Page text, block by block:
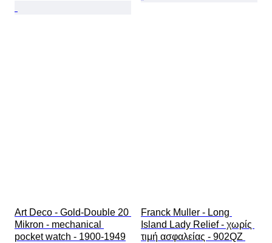
Art Deco - Gold-Double 20
Mikron - mechanical
pocket watch - 1900-1949
Franck Muller - Long
Island Lady Relief - χωρίς
τιμή ασφαλείας - 902QZ